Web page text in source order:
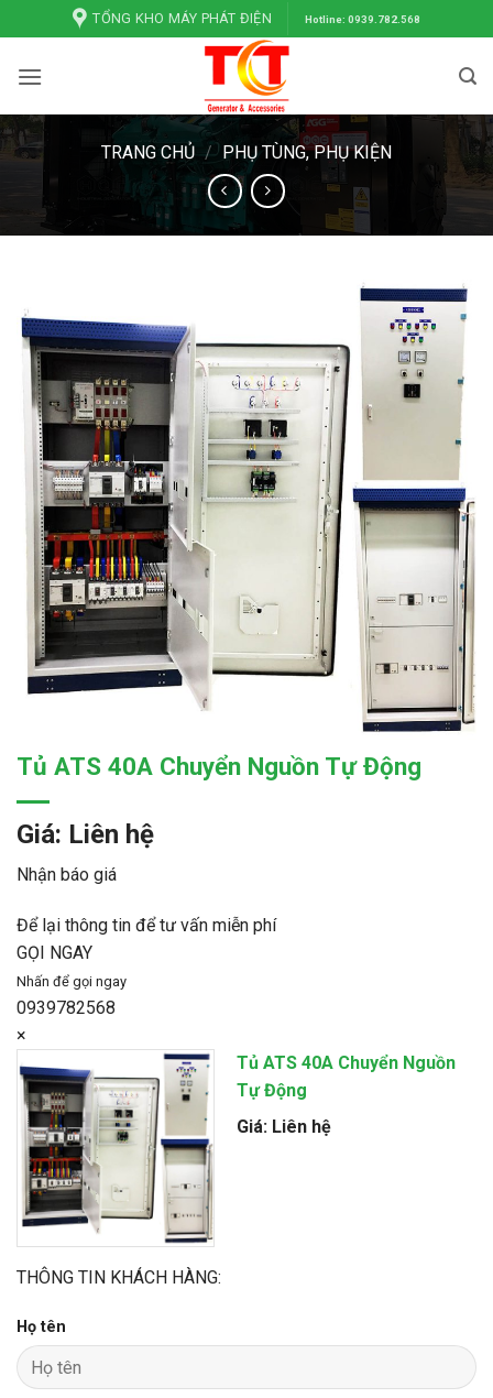
qua
nội
TỔNG KHO MÁY PHÁT ĐIỆN Hotline: 0939.782.568
TRANG CHỦ / PHỤ TÙNG, PHỤ KIỆN
Tủ ATS 40A Chuyển Nguồn Tự Động
Giá: Liên hệ
Nhận báo giá
Để lại thông tin để tư vấn miễn phí
GỌI NGAY
Nhấn để gọi ngay
0939782568
×
Tủ ATS 40A Chuyển Nguồn
Tự Động
Giá: Liên hệ
THÔNG TIN KHÁCH HÀNG:
Họ tên